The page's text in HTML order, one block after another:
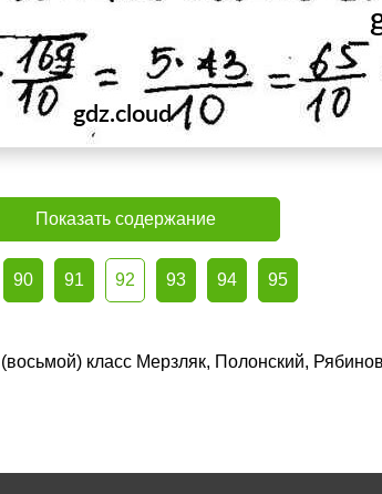
Показать содержание
90 91 92 93 94 95
класс Мерзляк, Полонский,